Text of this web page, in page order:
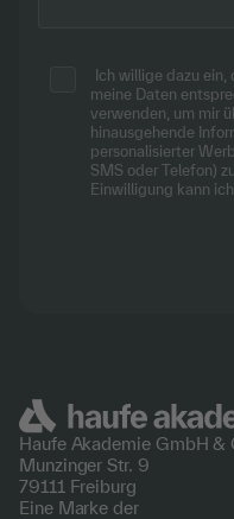
Ich willige dazu ein,
meine Daten
verwenden, um mir
hinausgehende
personalisierter
SMS oder Telefon)
Einwilligung kann
Haufe Akademie GmbH &
Munzinger Str. 9
79111 Freiburg
Eine Marke der